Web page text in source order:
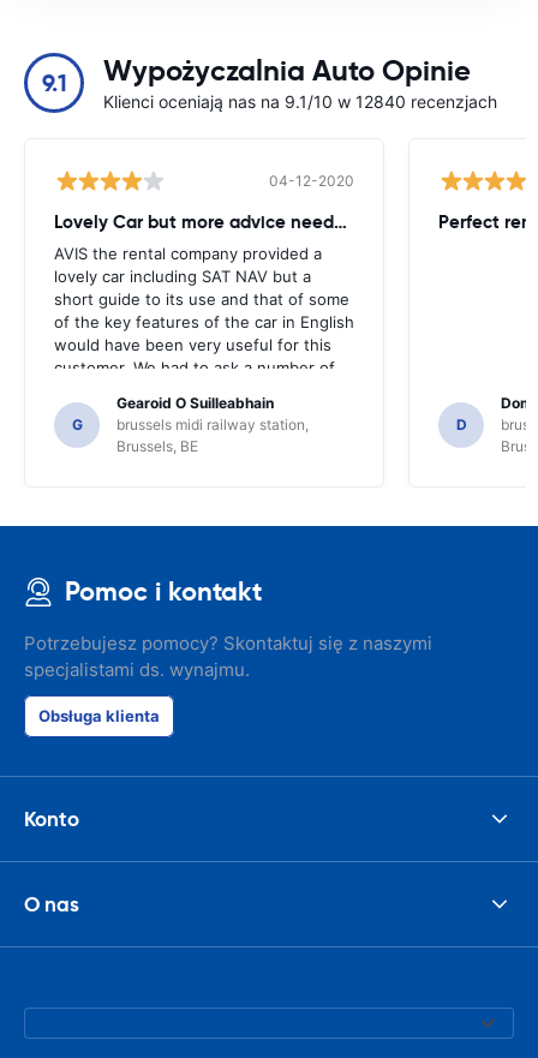
9.1 Wypożyczalnia Auto Opinie
Klienci oceniają nas na 9.1/10 w 12840 recenzjach
04-12-2020
Lovely Car but more advice needed
AVIS the rental company provided a
lovely car including SAT NAV but a
short guide to its use and that of some
of the key features of the car in English
would have been very useful for this
customer. We had to ask a number of
might not have figured out the
functions of the SAT NAV.
G
Gearoid O Suilleabhain
brussels midi railway station,
Brussels, BE
Perfect rent
D
Pomoc i kontakt
Potrzebujesz pomocy? Skontaktuj się z naszymi
specjalistami ds. wynajmu.
Obsługa klienta
Konto
O nas